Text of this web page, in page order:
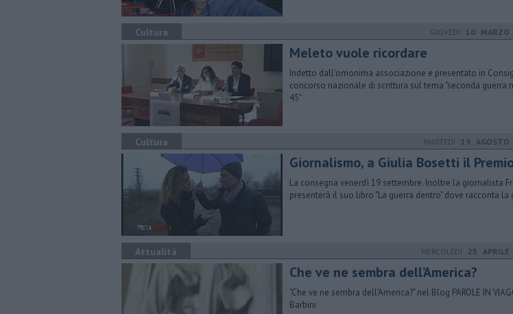
Cultura GIOVEDÌ 10
Meleto vuole ricordare
Indetto dall'omonima associazione e presentato in
concorso nazionale di scrittura sul tema "seconda guerra
45"
Cultura MARTEDÌ 19
Giornalismo, a Giulia Bosetti il
La consegna venerdì 19 settembre. Inoltre la giornalista
presenterà il suo libro "La guerra dentro" dove racconta la
Attualità MERCOLEDÌ 25
​Che ve ne sembra dell’America?
"​Che ve ne sembra dell’America?" nel Blog PAROLE IN
Barbini